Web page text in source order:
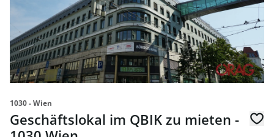
1030 - Wien
Geschäftslokal im QBIK zu mieten -